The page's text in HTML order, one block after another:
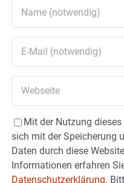
Mit der Nutzung
sich mit der Speicherung
Daten durch diese
Informationen erfahren
Datenschutzerklärung.